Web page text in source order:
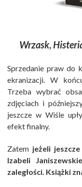
Wrzask,
Sprzedanie praw do
ekranizacji. W
Trzeba wybrać
zdjęciach i
jeszcze w Wiśle
efekt finalny.
Zatem jeżeli
Izabeli
zaległości. Książki